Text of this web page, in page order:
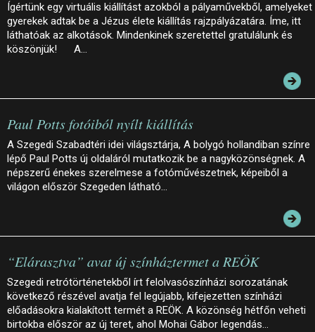
Ígértünk egy virtuális kiállítást azokból a pályaművekből, amelyeket
gyerekek adtak be a Jézus élete kiállítás rajzpályázatára. Íme, itt
láthatóak az alkotások. Mindenkinek szeretettel gratulálunk és
köszönjük! A…
Paul Potts fotóiból nyílt kiállítás
A Szegedi Szabadtéri idei világsztárja, A bolygó hollandiban színre
lépő Paul Potts új oldaláról mutatkozik be a nagyközönségnek. A
népszerű énekes szerelmese a fotóművészetnek, képeiből a
világon először Szegeden látható…
“Elárasztva” avat új színháztermet a REÖK
Szegedi retrótörténetekből írt felolvasószínházi sorozatának
következő részével avatja fel legújabb, kifejezetten színházi
előadásokra kialakított termét a REÖK. A közönség hétfőn veheti
birtokba először az új teret, ahol Mohai Gábor legendás…